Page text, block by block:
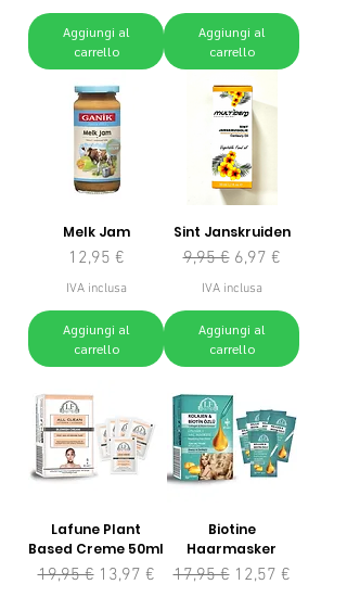
Aggiungi al
carrello
Aggiungi al
carrello
Melk Jam
Prezzo
12,95 €
IVA inclusa
Aggiungi al
carrello
Sint Janskruiden
Prezzo regolare
9,95 € Prezzo scontato
6,97 €
IVA inclusa
Aggiungi al
carrello
Lafune Plant
Based Creme 50ml
Prezzo regolare
19,95 € Prezzo scontato
13,97 €
Biotine
Haarmasker
Prezzo regolare
17,95 € Prezzo scontato
12,57 €